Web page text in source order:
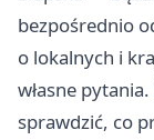
bezpośrednio
o lokalnych i
własne
sprawdzić, co